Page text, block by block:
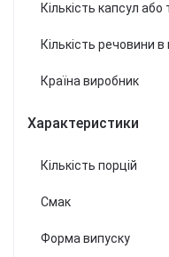
Кількість капсул
Кількість речовини в
Країна виробник
Характеристики
Кількість порцій
Смак
Форма випуску